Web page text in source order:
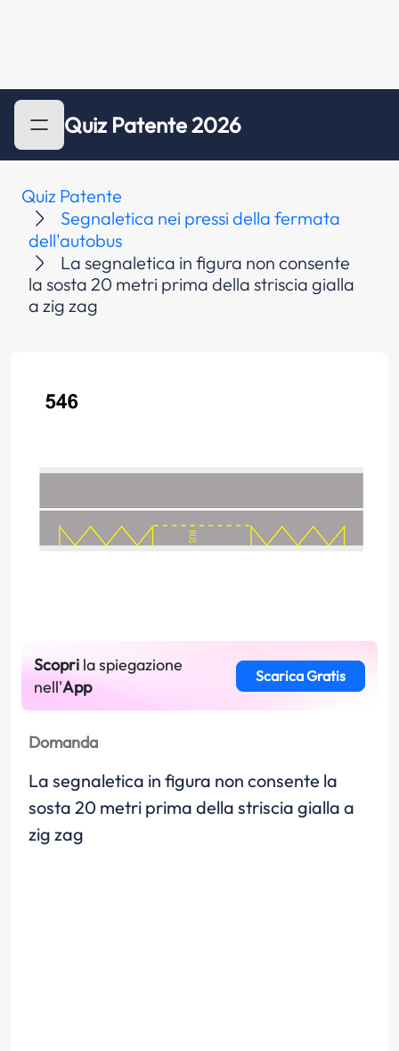
Quiz Patente 2026
Quiz Patente
Segnaletica nei pressi della fermata
dell'autobus
La segnaletica in figura non consente
la sosta 20 metri prima della striscia gialla
a zig zag
Scopri la spiegazione
nell'App
Scarica Gratis
Domanda
La segnaletica in figura non consente la
sosta 20 metri prima della striscia gialla a
zig zag